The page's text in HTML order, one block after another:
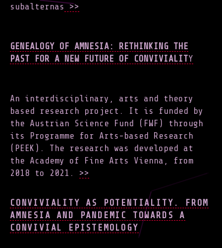
subalternas>>
GENEALOGY OF AMNESIA: RETHINKING THE
PAST FOR A NEW FUTURE OF CONVIVIALITY
An interdisciplinary, arts and theory
based research project. It is funded by
the Austrian Science Fund (FWF) through
its Programme for Arts-based Research
(PEEK). The research was developed at
the Academy of Fine Arts Vienna, from
2018 to 2021. >>
CONVIVIALITY AS POTENTIALITY. FROM
AMNESIA AND PANDEMIC TOWARDS A
CONVIVIAL EPISTEMOLOGY